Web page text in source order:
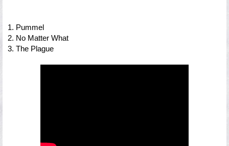
1. Pummel
2. No Matter What
3. The Plague